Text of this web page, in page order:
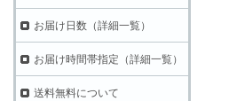
お届け日数（詳細一覧）
お届け時間帯指定（詳細一覧）
送料無料について